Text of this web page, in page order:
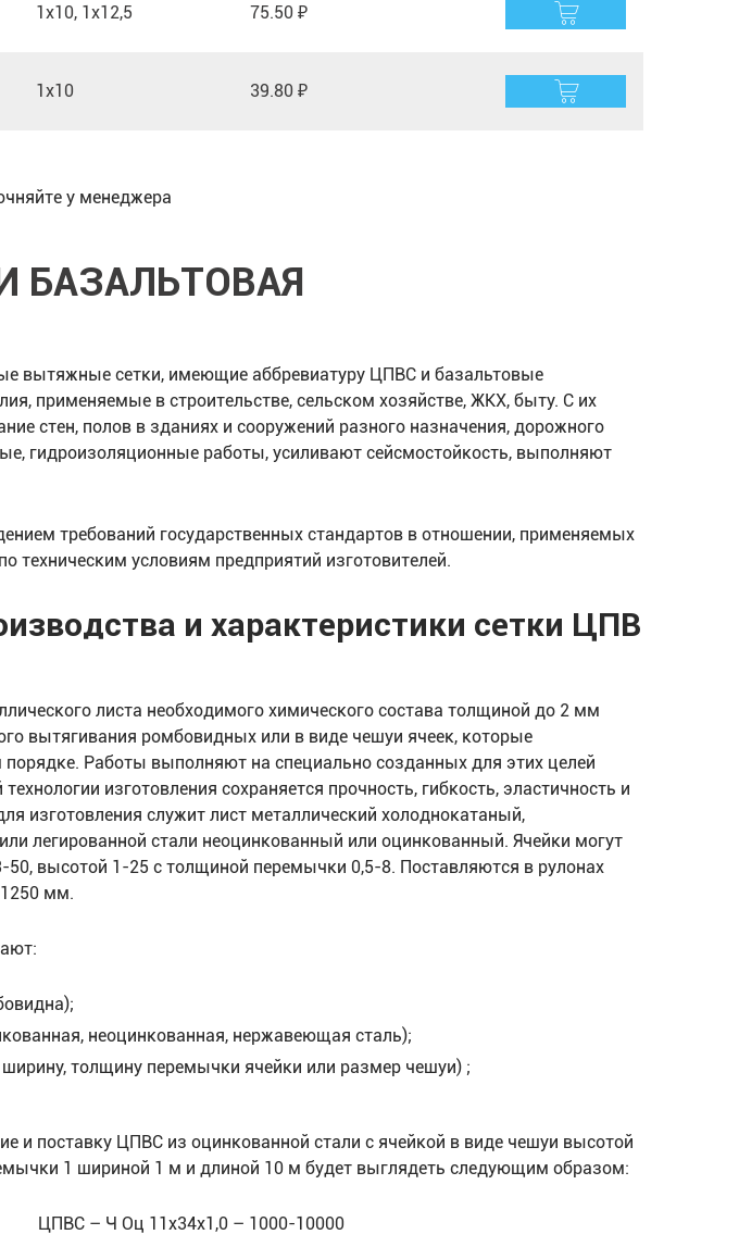
1х10, 1х12,5 75.50 ₽
1х10 39.80 ₽
у менеджера
БАЗАЛЬТОВАЯ
вытяжные сетки, имеющие аббревиатуру ЦПВС и базальтовые
применяемые в строительстве, сельском хозяйстве, ЖКХ, быту. С их
стен, полов в зданиях и сооружений разного назначения, дорожного
гидроизоляционные работы, усиливают сейсмостойкость, выполняют
требований государственных стандартов в отношении, применяемых
техническим условиям предприятий изготовителей.
и характеристики сетки ЦПВ
листа необходимого химического состава толщиной до 2 мм
вытягивания ромбовидных или в виде чешуи ячеек, которые
порядке. Работы выполняют на специально созданных для этих целей
изготовления сохраняется прочность, гибкость, эластичность и
изготовления служит лист металлический холоднокатаный,
легированной стали неоцинкованный или оцинкованный. Ячейки могут
высотой 1-25 с толщиной перемычки 0,5-8. Поставляются в рулонах
мм.
неоцинкованная, нержавеющая сталь);
толщину перемычки ячейки или размер чешуи) ;
и поставку ЦПВС из оцинкованной стали с ячейкой в виде чешуи высотой
1 шириной 1 м и длиной 10 м будет выглядеть следующим образом:
ЦПВС – Ч Оц 11х34х1,0 – 1000-10000